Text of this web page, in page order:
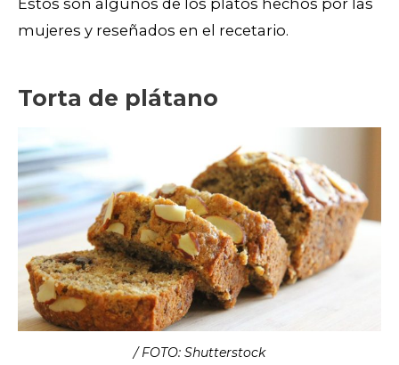
mujeres y reseñados en el recetario.
Torta de plátano
/ FOTO: Shutterstock